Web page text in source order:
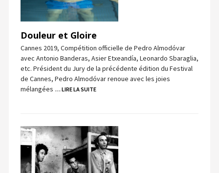
Douleur et Gloire
Cannes 2019, Compétition officielle de Pedro Almodóvar
avec Antonio Banderas, Asier Etxeandía, Leonardo Sbaraglia,
etc. Président du Jury de la précédente édition du Festival
de Cannes, Pedro Almodóvar renoue avec les joies
mélangées … LIRE LA SUITE